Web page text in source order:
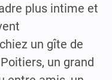
plus intime et
un gîte de
un grand